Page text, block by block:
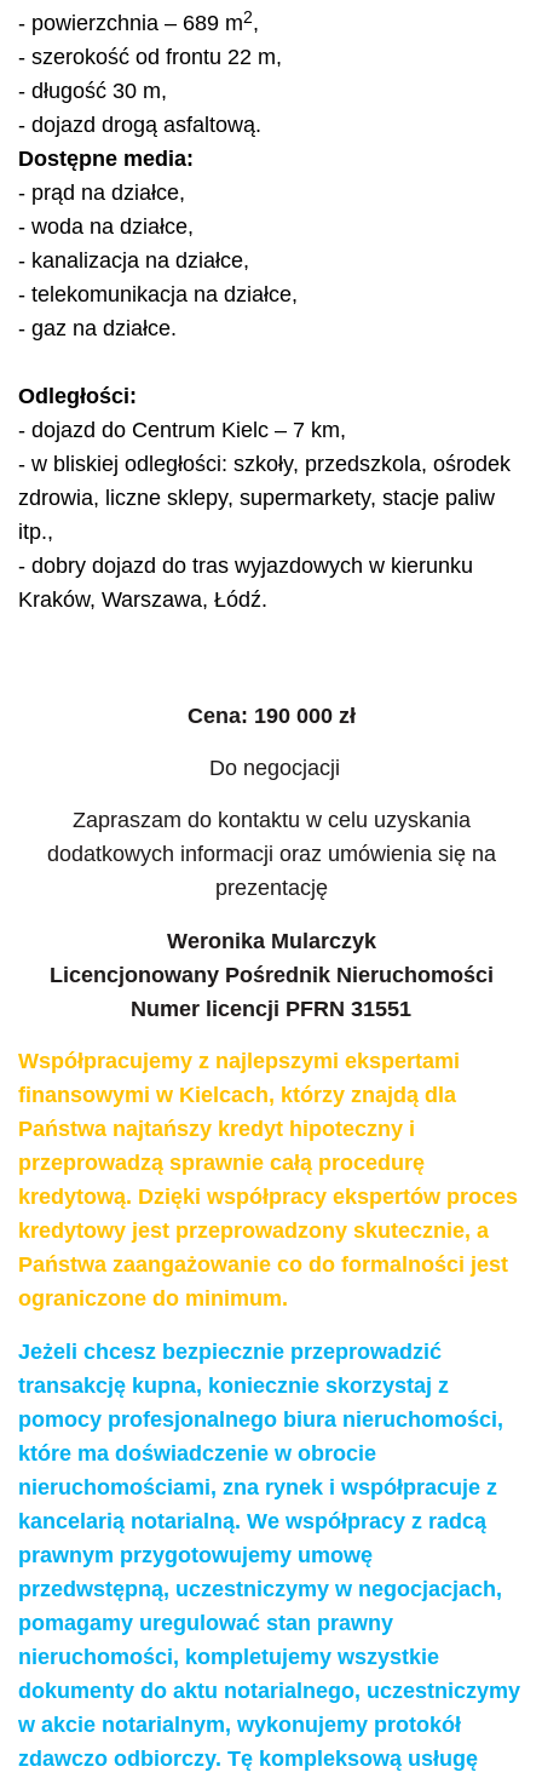
- powierzchnia – 689 m2,
- szerokość od frontu 22 m,
- długość 30 m,
- dojazd drogą asfaltową.
Dostępne media:
- prąd na działce,
- woda na działce,
- kanalizacja na działce,
- telekomunikacja na działce,
- gaz na działce.
Odległości:
- dojazd do Centrum Kielc – 7 km,
- w bliskiej odległości: szkoły, przedszkola, ośrodek
zdrowia, liczne sklepy, supermarkety, stacje paliw
itp.,
- dobry dojazd do tras wyjazdowych w kierunku
Kraków, Warszawa, Łódź.
Cena: 190 000 zł
Do negocjacji
Zapraszam do kontaktu w celu uzyskania
dodatkowych informacji oraz umówienia się na
prezentację
Weronika Mularczyk
Licencjonowany Pośrednik Nieruchomości
Numer licencji PFRN 31551
Współpracujemy z najlepszymi ekspertami
finansowymi w Kielcach, którzy znajdą dla
Państwa najtańszy kredyt hipoteczny i
przeprowadzą sprawnie całą procedurę
kredytową. Dzięki współpracy ekspertów proces
kredytowy jest przeprowadzony skutecznie, a
Państwa zaangażowanie co do formalności jest
ograniczone do minimum.
Jeżeli chcesz bezpiecznie przeprowadzić
transakcję kupna, koniecznie skorzystaj z
pomocy profesjonalnego biura nieruchomości,
które ma doświadczenie w obrocie
nieruchomościami, zna rynek i współpracuje z
kancelarią notarialną. We współpracy z radcą
prawnym przygotowujemy umowę
przedwstępną, uczestniczymy w negocjacjach,
pomagamy uregulować stan prawny
nieruchomości, kompletujemy wszystkie
dokumenty do aktu notarialnego, uczestniczymy
w akcie notarialnym, wykonujemy protokół
zdawczo odbiorczy. Tę kompleksową usługę